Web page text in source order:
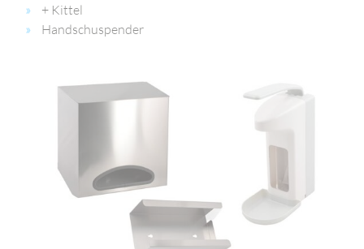
+ Kittel
Handschuspender